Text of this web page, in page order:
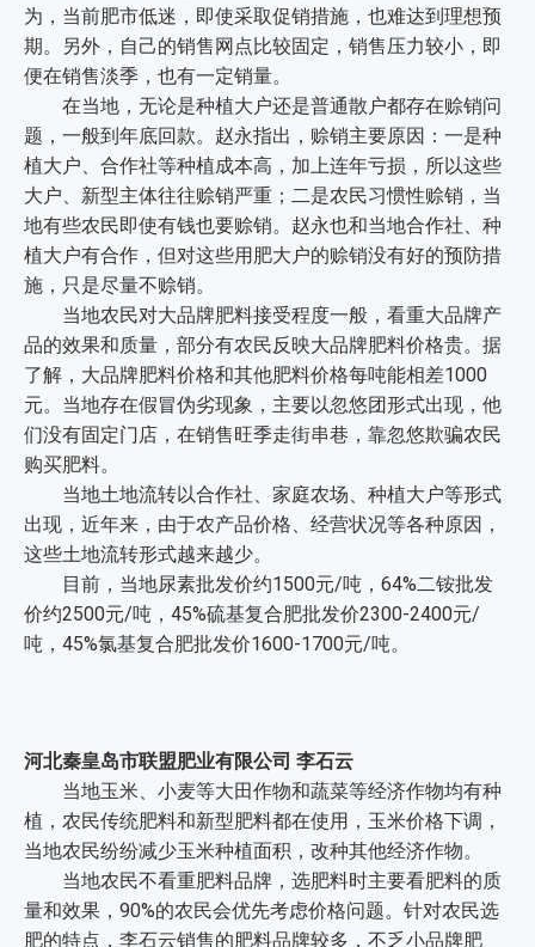
为，当前肥市低迷，即使采取促销措施，也难达到理想预
期。另外，自己的销售网点比较固定，销售压力较小，即
便在销售淡季，也有一定销量。
在当地，无论是种植大户还是普通散户都存在赊销问
题，一般到年底回款。赵永指出，赊销主要原因：一是种
植大户、合作社等种植成本高，加上连年亏损，所以这些
大户、新型主体往往赊销严重；二是农民习惯性赊销，当
地有些农民即使有钱也要赊销。赵永也和当地合作社、种
植大户有合作，但对这些用肥大户的赊销没有好的预防措
施，只是尽量不赊销。
当地农民对大品牌肥料接受程度一般，看重大品牌产
品的效果和质量，部分有农民反映大品牌肥料价格贵。据
了解，大品牌肥料价格和其他肥料价格每吨能相差1000
元。当地存在假冒伪劣现象，主要以忽悠团形式出现，他
们没有固定门店，在销售旺季走街串巷，靠忽悠欺骗农民
购买肥料。
当地土地流转以合作社、家庭农场、种植大户等形式
出现，近年来，由于农产品价格、经营状况等各种原因，
这些土地流转形式越来越少。
目前，当地尿素批发价约1500元/吨，64%二铵批发
价约2500元/吨，45%硫基复合肥批发价2300-2400元/
吨，45%氯基复合肥批发价1600-1700元/吨。
河北秦皇岛市联盟肥业有限公司 李石云
当地玉米、小麦等大田作物和蔬菜等经济作物均有种
植，农民传统肥料和新型肥料都在使用，玉米价格下调，
当地农民纷纷减少玉米种植面积，改种其他经济作物。
当地农民不看重肥料品牌，选肥料时主要看肥料的质
量和效果，90%的农民会优先考虑价格问题。针对农民选
肥的特点，李石云销售的肥料品牌较多，不乏小品牌肥